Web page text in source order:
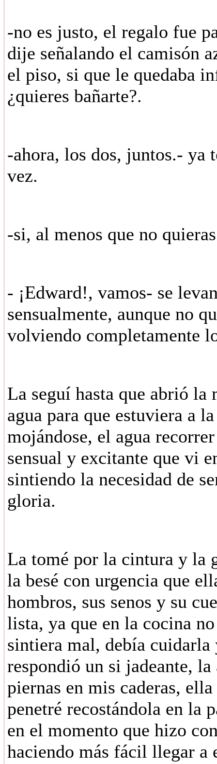
-no es justo, el regalo fue
dije señalando el camisón
el piso, si que le quedaba
¿quieres bañarte?.
-ahora, los dos, juntos.- ya
vez.
-si, al menos que no
- ¡Edward!, vamos- se
sensualmente, aunque no
volviendo completamente
La seguí hasta que abrió la
agua para que estuviera a
mojándose, el agua
sensual y excitante que vi
sintiendo la necesidad de
gloria.
La tomé por la cintura y la
la besé con urgencia que
hombros, sus senos y su
lista, ya que en la cocina
sintiera mal, debía cuidarla
respondió un si jadeante,
piernas en mis caderas,
penetré recostándola en la
en el momento que hizo
haciendo más fácil llegar a